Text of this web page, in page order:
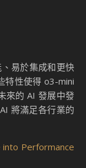
易於集成和更快
特性使得 o3-mini
來的 AI 發展中發
將滿足各行業的
Performance